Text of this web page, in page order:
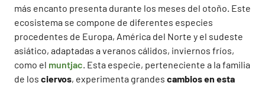
más encanto presenta durante los meses del otoño. Este
ecosistema se compone de diferentes especies
procedentes de Europa, América del Norte y el sudeste
asiático, adaptadas a veranos cálidos, inviernos fríos,
como el muntjac . Esta especie, perteneciente a la familia
de los ciervos, experimenta grandes cambios en esta